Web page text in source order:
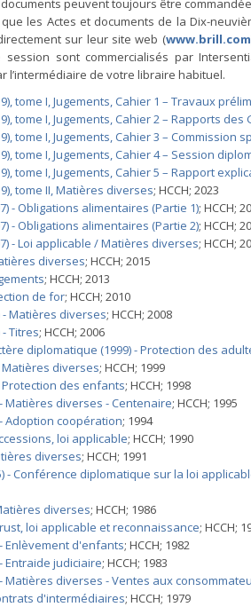
peuvent toujours être
les Actes et documents de la Dix-
sur leur site web (www.brill.com
sont commercialisés par
l’intermédiaire de votre libraire habituel.
tome I, Jugements, Cahier 1 – Travaux
tome I, Jugements, Cahier 2 – Rapports
tome I, Jugements, Cahier 3 – Commission
tome I, Jugements, Cahier 4 – Session
tome I, Jugements, Cahier 5 – Rapport
tome II, Matières diverses; HCCH; 2023
- Obligations alimentaires (Partie 1); HCCH;
- Obligations alimentaires (Partie 2); HCCH;
- Loi applicable / Matières diverses; HCCH;
diverses; HCCH; 2015
; HCCH; 2013
de for; HCCH; 2010
Matières diverses; HCCH; 2008
Titres; HCCH; 2006
diplomatique (1999) - Protection des
Matières diverses; HCCH; 1999
des enfants; HCCH; 1998
Matières diverses - Centenaire; HCCH; 1995
Adoption coopération; 1994
loi applicable; HCCH; 1990
diverses; HCCH; 1991
- Conférence diplomatique sur la loi
diverses; HCCH; 1986
loi applicable et reconnaissance; HCCH;
Enlèvement d'enfants; HCCH; 1982
Entraide judiciaire; HCCH; 1983
Matières diverses - Ventes aux
d'intermédiaires; HCCH; 1979